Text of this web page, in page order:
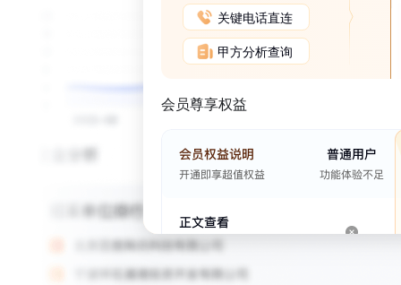
关键电话直连
甲方分析查询
会员尊享权益